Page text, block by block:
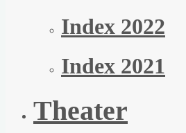
Index 2022
Index 2021
Theater